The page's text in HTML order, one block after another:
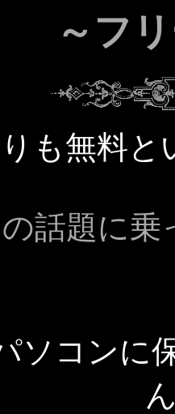
～フ
りも無料
話題に
ソコン